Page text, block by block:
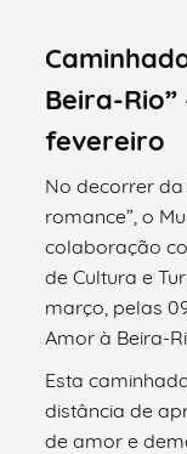
Beira-
fevereiro
No decorrer
romance”, o
colaboração
de Cultura e
março, pelas
Amor à Beira-
Esta
distância de
de amor e